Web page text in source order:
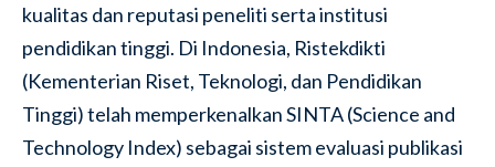
kualitas dan reputasi peneliti serta institusi
pendidikan tinggi. Di Indonesia, Ristekdikti
(Kementerian Riset, Teknologi, dan Pendidikan
Tinggi) telah memperkenalkan SINTA (Science and
Technology Index) sebagai sistem evaluasi publikasi